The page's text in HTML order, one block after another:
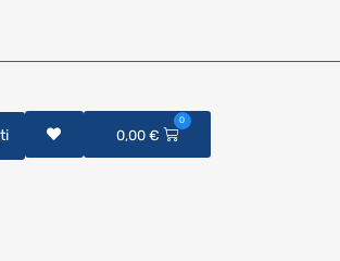
0,00 €
0